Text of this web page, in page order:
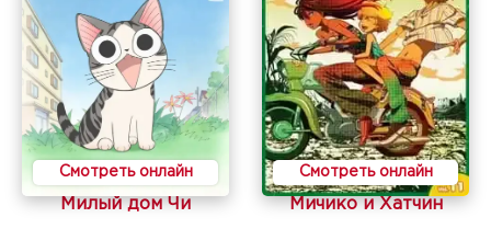
Смотреть онлайн
Милый дом Чи
Смотреть онлайн
Мичико и Хатчин